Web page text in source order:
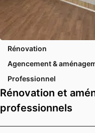
Rénovation
Agencement &
Professionnel
Rénovation et
professionnels